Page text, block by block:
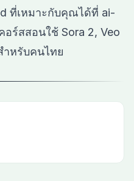
ที่เหมาะกับคุณได้ที่ ai-
อร์สสอนใช้ Sora 2, Veo
ำหรับคนไทย